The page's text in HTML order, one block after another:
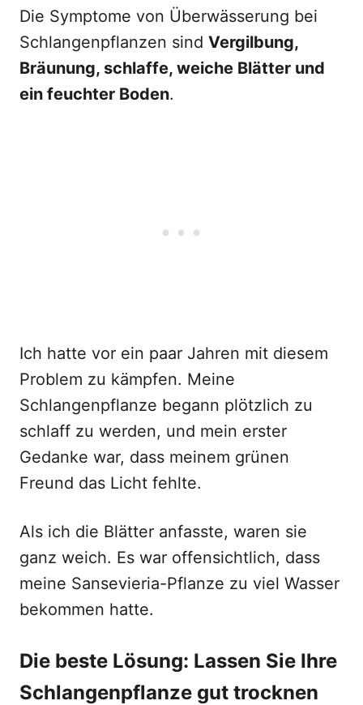
Die Symptome von Überwässerung bei
Schlangenpflanzen sind Vergilbung,
Bräunung, schlaffe, weiche Blätter und
ein feuchter Boden.
Ich hatte vor ein paar Jahren mit diesem
Problem zu kämpfen. Meine
Schlangenpflanze begann plötzlich zu
schlaff zu werden, und mein erster
Gedanke war, dass meinem grünen
Freund das Licht fehlte.
Als ich die Blätter anfasste, waren sie
ganz weich. Es war offensichtlich, dass
meine Sansevieria-Pflanze zu viel Wasser
bekommen hatte.
Die beste Lösung: Lassen Sie Ihre
Schlangenpflanze gut trocknen